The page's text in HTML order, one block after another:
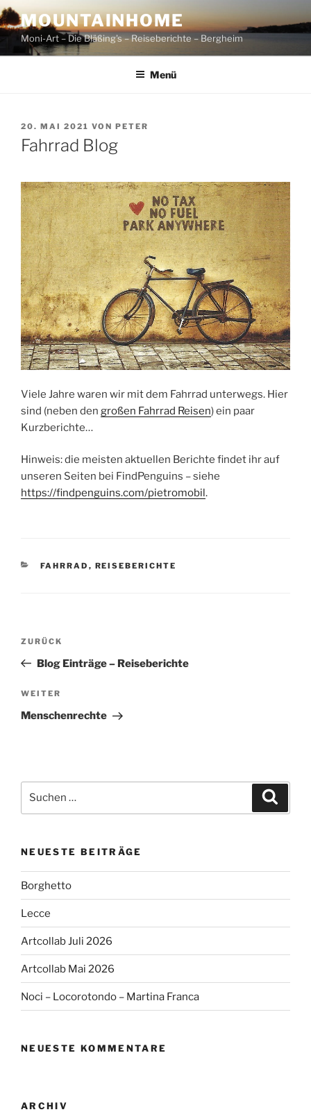
Zum
Inhalt
springen
MOUNTAINHOME
Moni-Art – Die Bläßing's – Reiseberichte – Bergheim
Menü
VERÖFFENTLICHT
AM
20. MAI 2021 VON PETER
Fahrrad Blog
Viele Jahre waren wir mit dem Fahrrad unterwegs. Hier
sind (neben den großen Fahrrad Reisen) ein paar
Kurzberichte…
Hinweis: die meisten aktuellen Berichte findet ihr auf
unseren Seiten bei FindPenguins – siehe
https://findpenguins.com/pietromobil .
KATEGORIEN
FAHRRAD , REISEBERICHTE
Beitragsnavigation
Vorheriger
Beitrag
ZURÜCK
Blog Einträge – Reiseberichte
Nächster
Beitrag
WEITER
Menschenrechte
nach:
NEUESTE BEITRÄGE
Borghetto
Lecce
Artcollab Juli 2026
Artcollab Mai 2026
Noci – Locorotondo – Martina Franca
NEUESTE KOMMENTARE
ARCHIV